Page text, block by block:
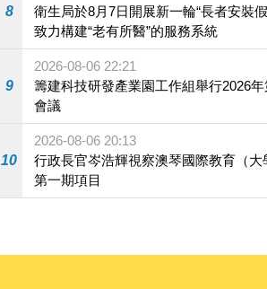
8
衛生局於8月7日開展新一輪“長者安裝
致力構建“老有所醫”的服務系統
9
2026-08-06 22:21
籌建科技研發產業園工作組舉行2026年
會議
10
2026-08-06 20:13
行政長官岑浩輝視察澳琴國際教育（大
第一期項目